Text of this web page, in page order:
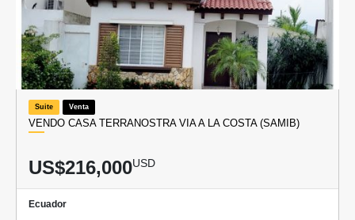
Suite Venta
VENDO CASA TERRANOSTRA VIA A LA COSTA (SAMIB)
US$216,000USD
Ecuador